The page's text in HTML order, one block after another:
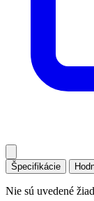
Špecifikácie
Nie sú uvedené